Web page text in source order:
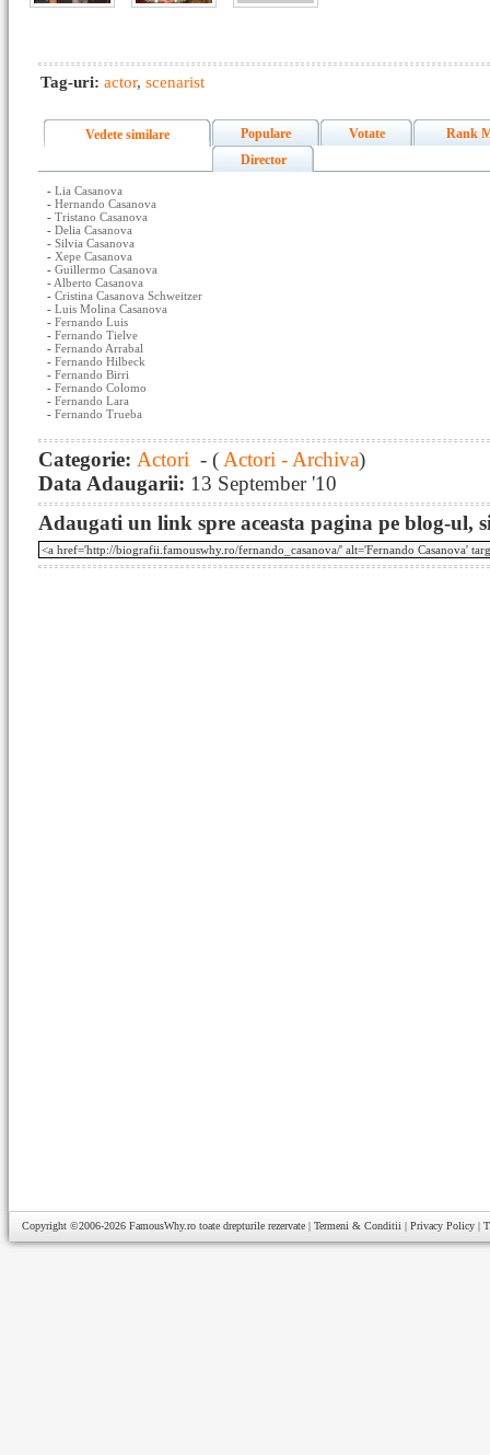
Tag-uri: actor, scenarist
Vedete similare Populare Votate
Rank
Director
- Lia Casanova
- Hernando Casanova
- Tristano Casanova
- Delia Casanova
- Silvia Casanova
- Xepe Casanova
- Guillermo Casanova
- Alberto Casanova
- Cristina Casanova Schweitzer
- Luis Molina Casanova
- Fernando Luis
- Fernando Tielve
- Fernando Arrabal
- Fernando Hilbeck
- Fernando Birri
- Fernando Colomo
- Fernando Lara
- Fernando Trueba
Categorie: Actori - ( Actori - Archiva)
Data Adaugarii: 13 September '10
Adaugati un link spre aceasta pagina pe blog-ul,
Copyright ©2006-2026 FamousWhy.ro toate drepturile rezervate | Termeni & Conditii | Privacy Policy |